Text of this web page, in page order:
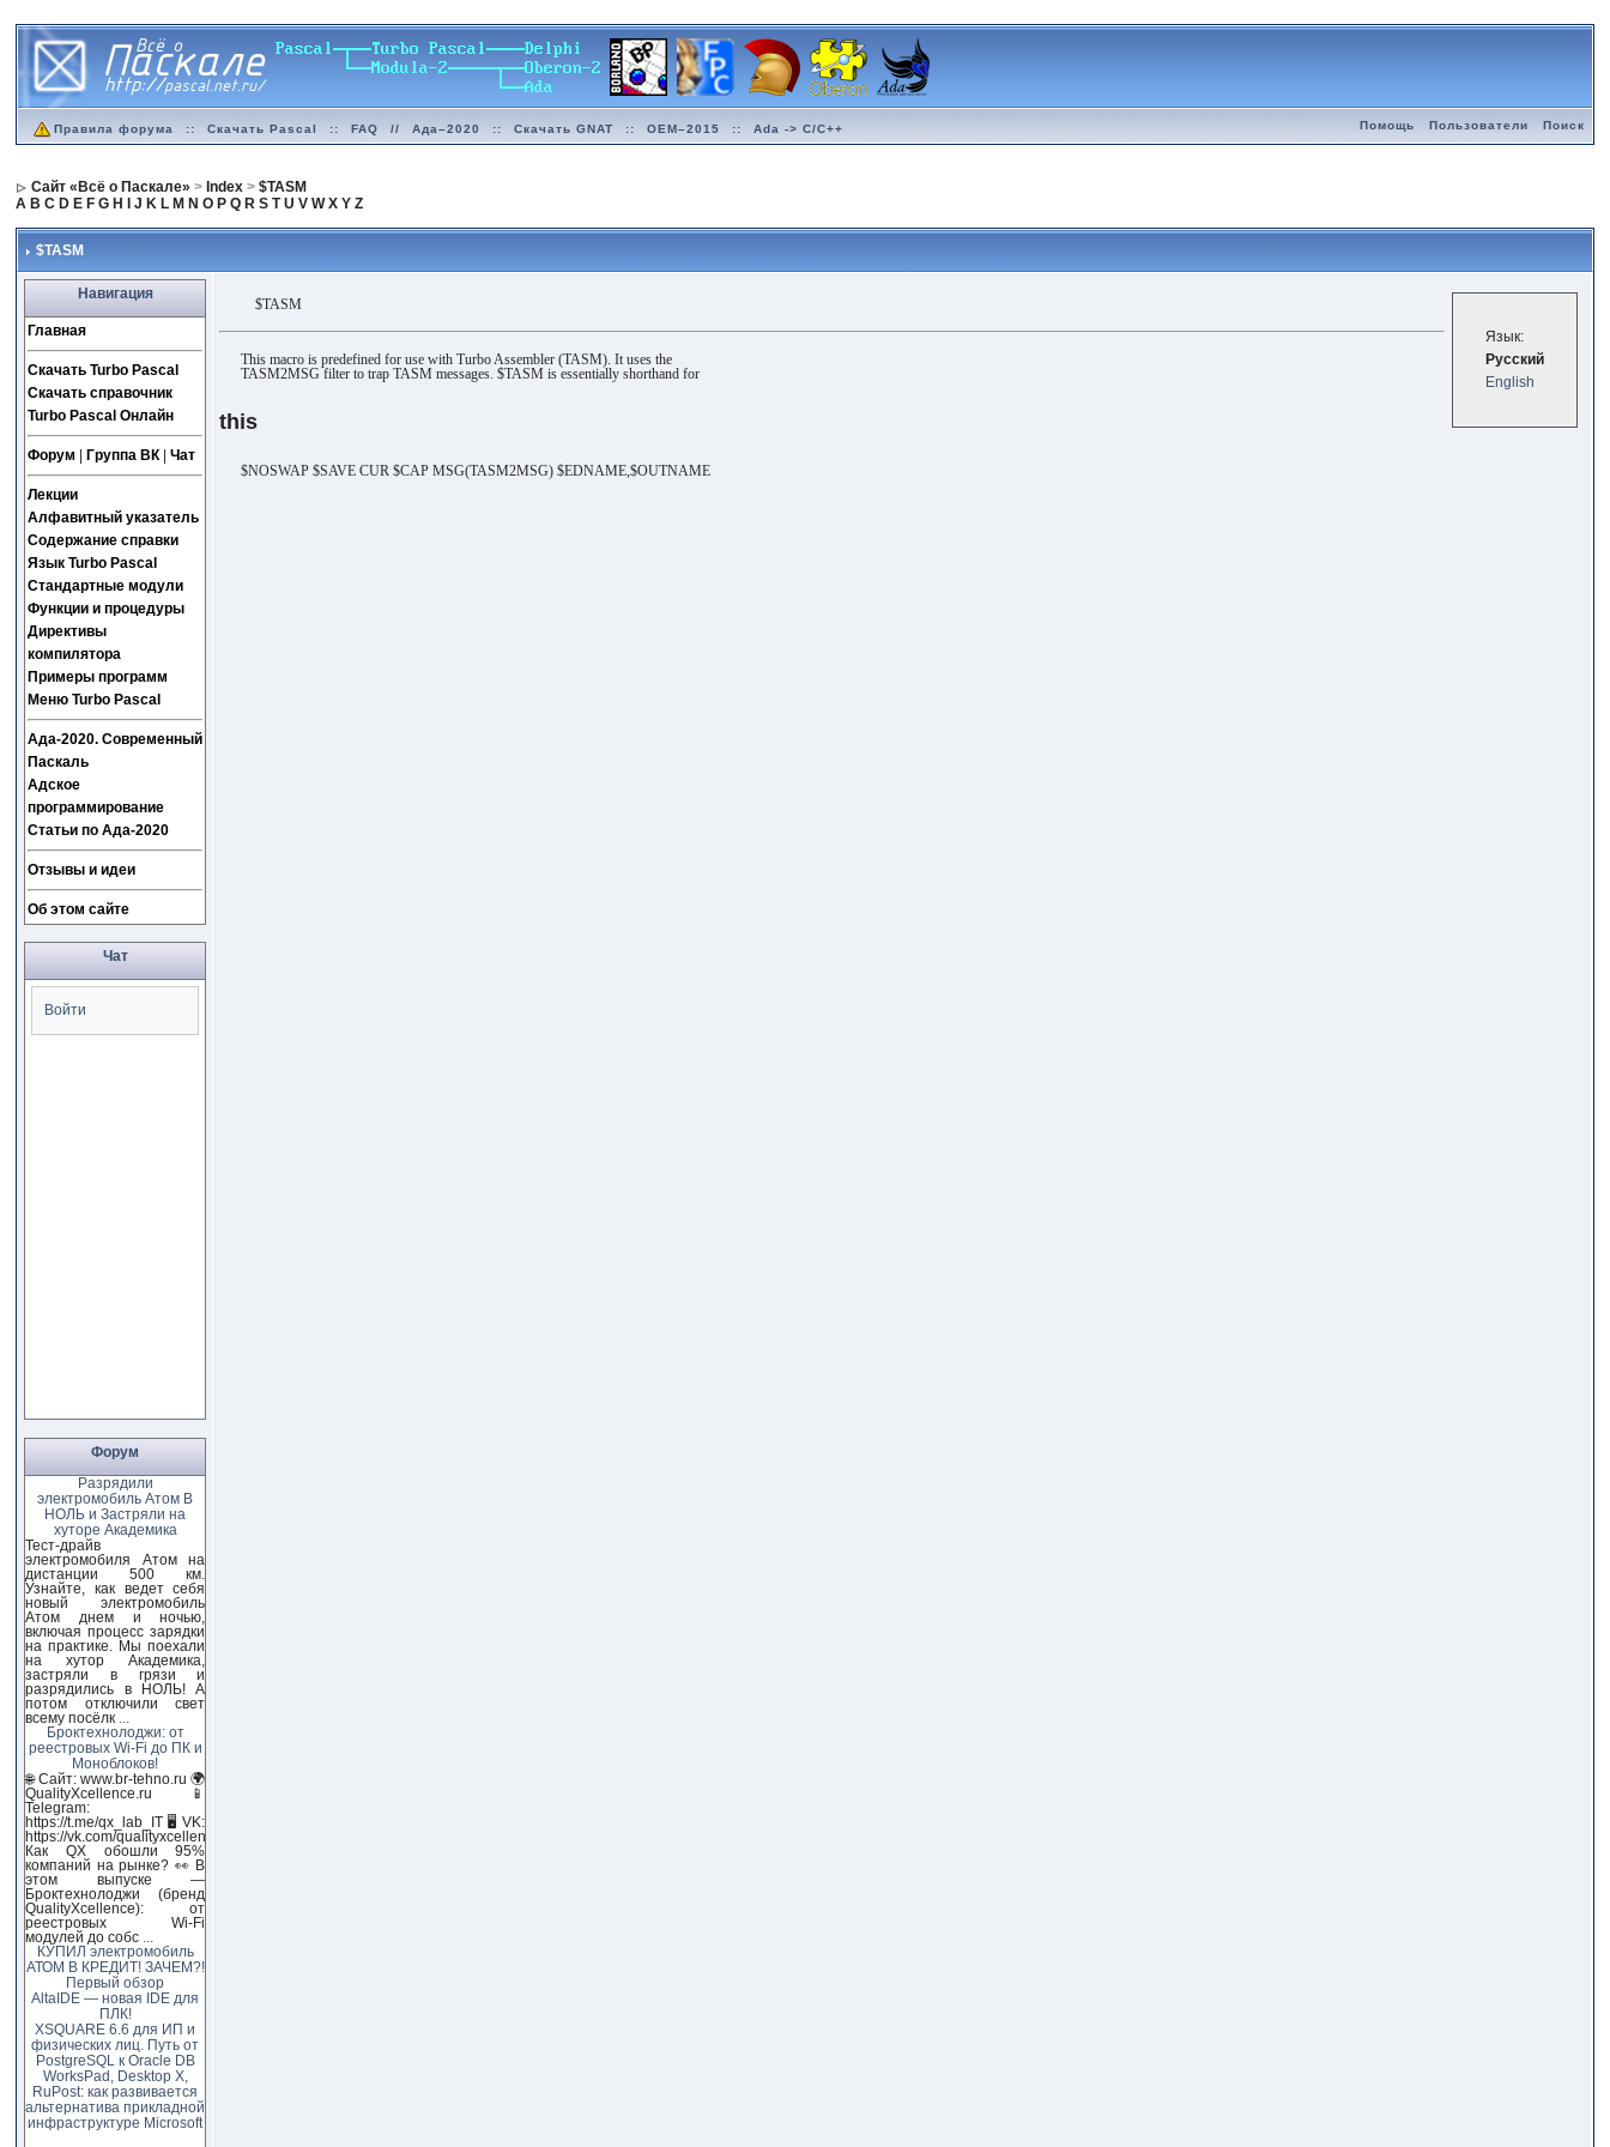
Правила форума :: Скачать Pascal :: FAQ // Ада–2020 :: Скачать GNAT :: OEM–2015 :: Ada -> C/C++ Помощь Пользователи Поиск
Сайт «Всё о Паскале» > Index >$TASM
A B C D E F G H J K L M N O P Q R S T U V W X Y Z
$TASM
Навигация
Главная
Скачать Turbo Pascal
Скачать справочник
Turbo Pascal Онлайн
Форум Группа ВК|Чат
Лекции
Алфавитный указатель
Содержание справки
Язык Turbo Pascal
Стандартные модули
Функции и процедуры
Директивы
компилятора
Примеры программ
Меню Turbo Pascal
Ада-2020. Современный
Паскаль
Адское
программирование
Статьи по Ада-2020
Отзывы и идеи
Об этом сайте
Чат
Войти
Форум
Разрядили
электромобиль Атом В
НОЛЬ и Застряли на
хуторе Академика
Тест-драйв
электромобиля Атом на
дистанции 500 км.
Узнайте, как ведет себя
новый электромобиль
Атом днем и ночью,
включая процесс зарядки
на практике. Мы поехали
на хутор Академика,
застряли в грязи и
разрядились в НОЛЬ! А
потом отключили свет
всему посёлк
Броктехнолоджи: от
реестровых Wi-Fi до ПК и
Моноблоков!
🌐 Сайт: www.br-tehno.ru 🌍
QualityXcellence.ru 📱
Telegram:
https://t.me/qx_lab_IT 🖥 VK:
https://vk.com/qualityxcellenc
Как QX обошли 95%
компаний на рынке? 👀 В
этом выпуске —
Броктехнолоджи (бренд
QualityXcellence): от
реестровых Wi-Fi
модулей до собс
КУПИЛ электромобиль
АТОМ В КРЕДИТ! ЗАЧЕМ?!
Первый обзор
AltaIDE — новая IDE для
ПЛК!
XSQUARE 6.6 для ИП и
физических лиц. Путь от
PostgreSQL к Oracle DB
WorksPad, Desktop X,
RuPost: как развивается
альтернатива прикладной
инфраструктуре Microsoft
Язык:
Русский
English
$TASM
This macro is predefined for use with Turbo Assembler (TASM). It uses the
TASM2MSG filter to trap TASM messages. $TASM is essentially shorthand for
this
$NOSWAP $SAVE CUR $CAP MSG(TASM2MSG) $EDNAME,$OUTNAME